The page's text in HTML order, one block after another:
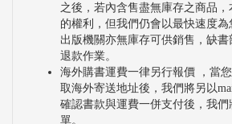
之後，若內含售盡無庫存之商品
的權利，但我們仍會以最快速度
出版機關亦無庫存可供銷售，缺
退款作業。
海外購書運費一律另行報價 ，當
取海外寄送地址後，我們將另以
確認書款與運費一併支付後，我
單。